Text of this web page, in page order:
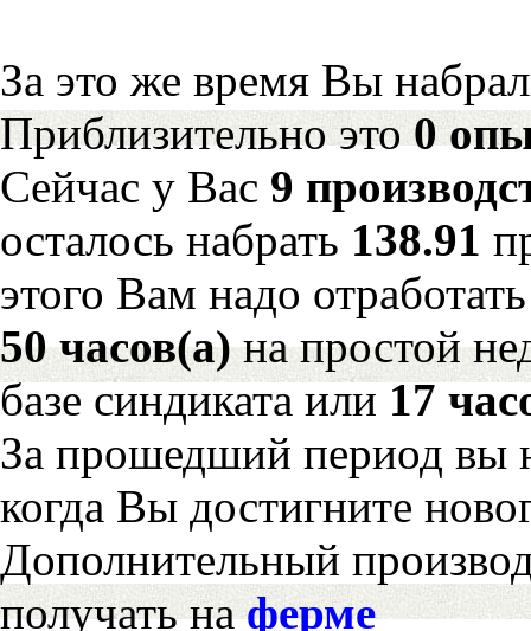
За это же время Вы
Приблизительно это0
Сейчас у Вас 9
осталось набрать 138.91
этого Вам надо отработать
50 часов(а)на простой
базе синдиката или17
За прошедший период вы
когда Вы достигните
Дополнительный
получать наферме